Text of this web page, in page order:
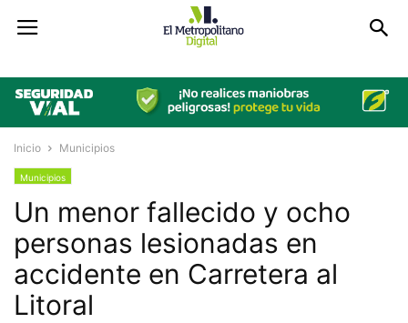
Inicio Municipios
Municipios
Un menor fallecido y ocho
personas lesionadas en
accidente en Carretera al
Litoral